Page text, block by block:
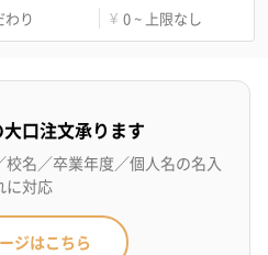
わり ¥ 0 ~ 上限なし
口注文承ります
名／卒業年度／個人名の名入
に対応
ジはこちら